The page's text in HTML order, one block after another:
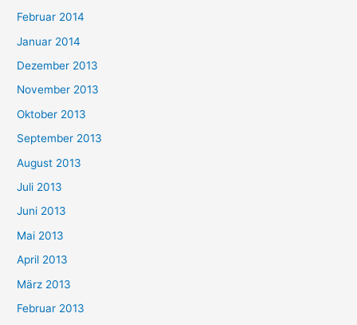
Februar 2014
Januar 2014
Dezember 2013
November 2013
Oktober 2013
September 2013
August 2013
Juli 2013
Juni 2013
Mai 2013
April 2013
März 2013
Februar 2013